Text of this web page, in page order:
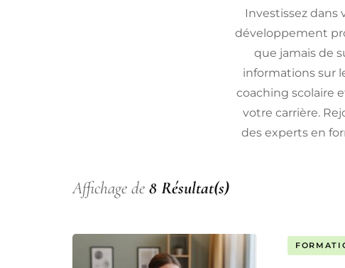
Investissez dans
développement
que jamais de
informations sur
coaching scolaire
votre carrière.
des experts en
Affichage de 8 Résultat(s)